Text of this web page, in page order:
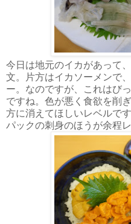
今日は地元のイカがあって
文。片方はイカソーメンで
ー。なのですが、これはび
ですね。色が悪く食欲を削
方に消えてほしいレベルで
パックの刺身のほうが余程